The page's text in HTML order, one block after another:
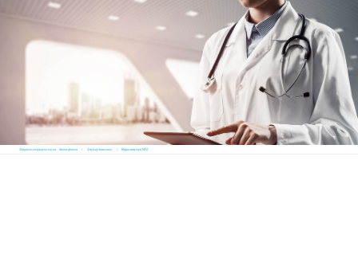
Aktualnie znajdujesz się na: Strona główna Artykuły branżowe Mapa statystyk NFZ